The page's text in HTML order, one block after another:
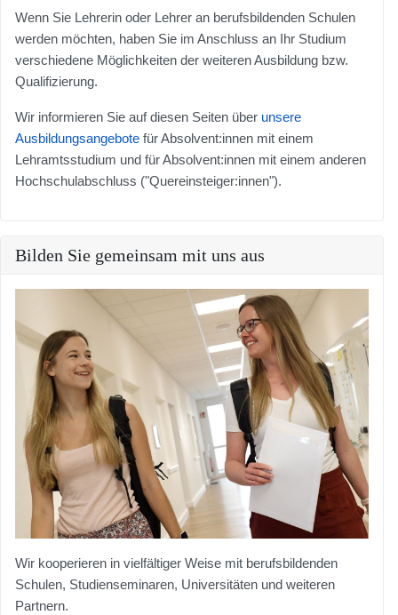
Wenn Sie Lehrerin oder Lehrer an berufsbildenden Schulen
werden möchten, haben Sie im Anschluss an Ihr Studium
verschiedene Möglichkeiten der weiteren Ausbildung bzw.
Qualifizierung.
Wir informieren Sie auf diesen Seiten über unsere
Ausbildungsangebote für Absolvent:innen mit einem
Lehramtsstudium und für Absolvent:innen mit einem anderen
Hochschulabschluss ("Quereinsteiger:innen").
Bilden Sie gemeinsam mit uns aus
Wir kooperieren in vielfältiger Weise mit berufsbildenden
Schulen, Studienseminaren, Universitäten und weiteren
Partnern.